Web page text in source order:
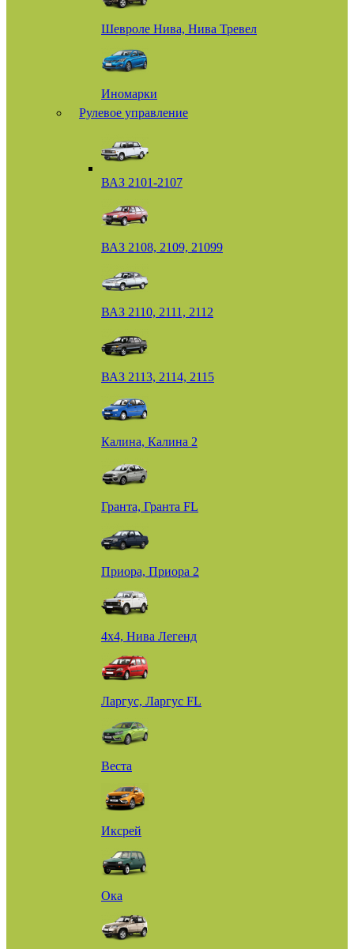
Шевроле Нива, Нива Тревел
Иномарки
Рулевое управление
ВАЗ 2101-2107
ВАЗ 2108, 2109, 21099
ВАЗ 2110, 2111, 2112
ВАЗ 2113, 2114, 2115
Калина, Калина 2
Гранта, Гранта FL
Приора, Приора 2
4х4, Нива Легенд
Ларгус, Ларгус FL
Веста
Иксрей
Ока